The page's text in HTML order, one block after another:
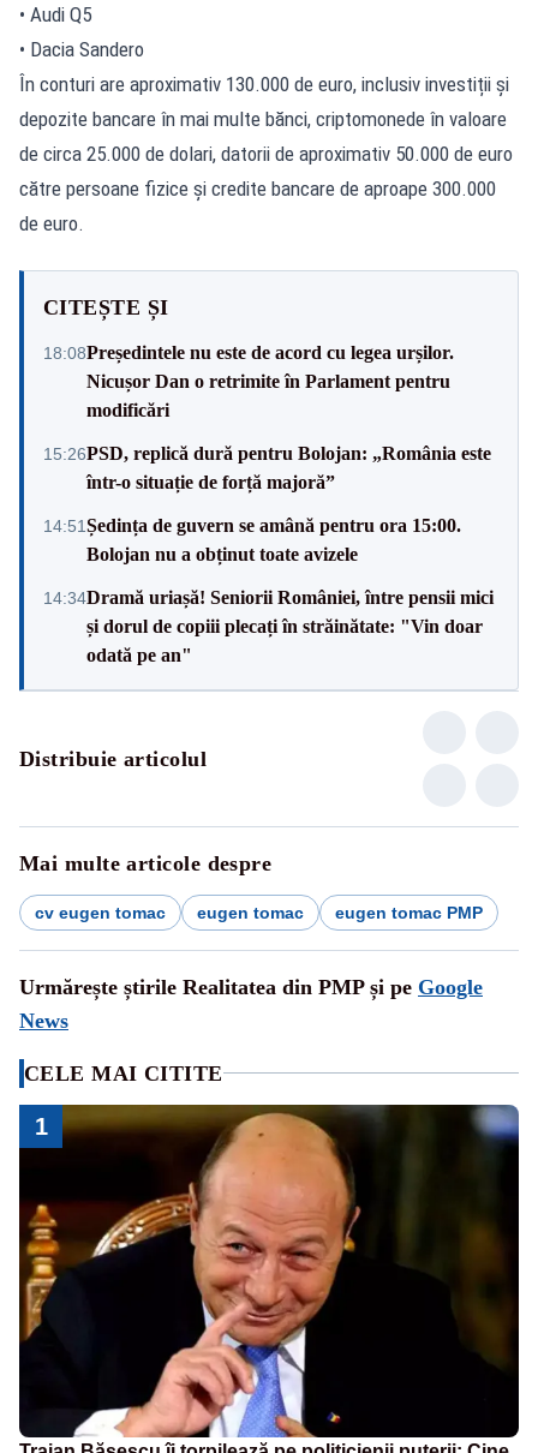
• Audi Q5
• Dacia Sandero
În conturi are aproximativ 130.000 de euro, inclusiv investiții și
depozite bancare în mai multe bănci, criptomonede în valoare
de circa 25.000 de dolari, datorii de aproximativ 50.000 de euro
către persoane fizice și credite bancare de aproape 300.000
de euro.
CITEȘTE ȘI
18:08Președintele nu este de acord cu legea urșilor.
Nicușor Dan o retrimite în Parlament pentru
modificări
15:26PSD, replică dură pentru Bolojan: „România este
într-o situație de forță majoră”
14:51Ședința de guvern se amână pentru ora 15:00.
Bolojan nu a obținut toate avizele
14:34Dramă uriașă! Seniorii României, între pensii mici
și dorul de copiii plecați în străinătate: "Vin doar
odată pe an"
Distribuie articolul
Mai multe articole despre
cv eugen tomac eugen tomac eugen tomac PMP
Urmărește știrile Realitatea din PMP și pe Google
News
CELE MAI CITITE
1